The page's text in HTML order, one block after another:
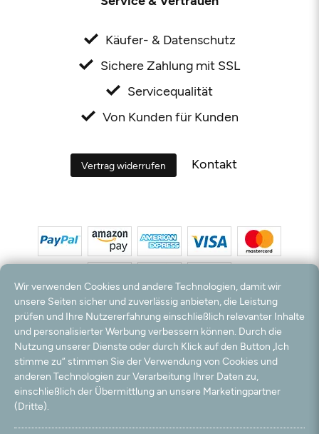
Käufer- & Datenschutz
Sichere Zahlung mit SSL
Servicequalität
Von Kunden für Kunden
Vertrag widerrufen Kontakt
*Alle Preise inkl. MwSt. und zzgl. Versandkosten. **Kostenloser Versand und Rückversand
nur innerhalb Deutschlands und Österreichs.
Hinweis:Wir nutzen Ihre E-Mail Adresse für werbliche Zwecke, die jederzeit widerrufen
werden können. Ihre Daten werden nicht an Dritte weitergegeben.
© 2003 - 2026 Teppichversand24 GmbH / Alle Rechte vorbehalten. powered by
createyourtemplate
Wir verwenden Cookies und andere Technologien, damit wir
unsere Seiten sicher und zuverlässig anbieten, die Leistung
prüfen und Ihre Nutzererfahrung einschließlich relevanter Inhalte
und personalisierter Werbung verbessern können. Durch die
Nutzung unserer Dienste oder durch Klick auf den Button „Ich
stimme zu“ stimmen Sie der Verwendung von Cookies und
anderen Technologien zur Verarbeitung Ihrer Daten zu,
einschließlich der Übermittlung an unsere Marketingpartner
(Dritte).